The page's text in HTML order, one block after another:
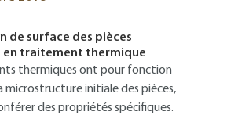
de surface des pièces
en traitement thermique
thermiques ont pour fonction
microstructure initiale des pièces,
des propriétés spécifiques.